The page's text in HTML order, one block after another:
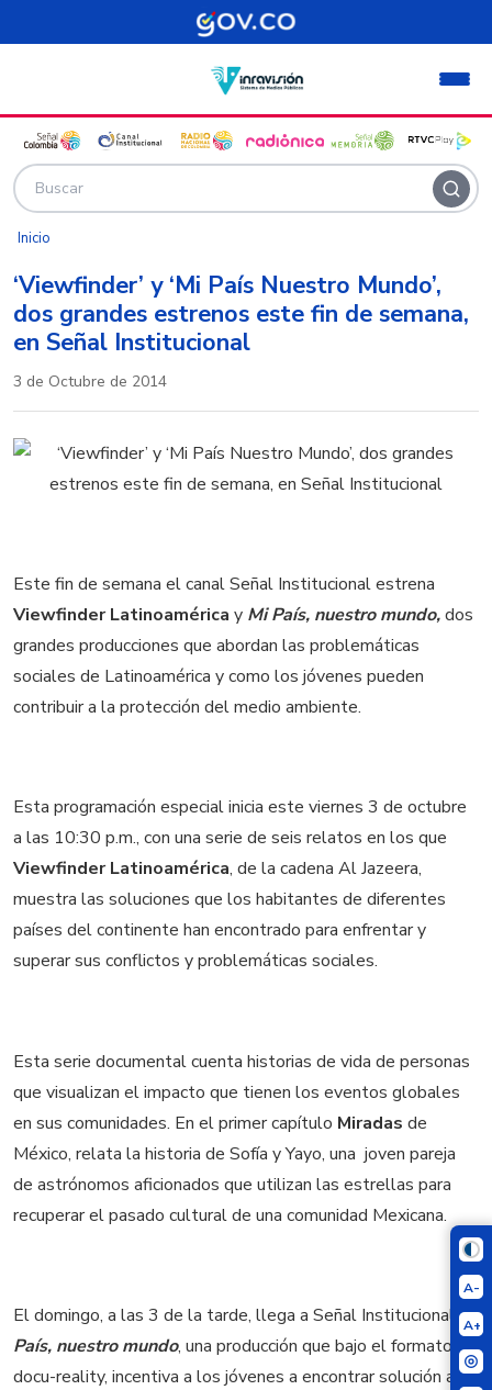
Pasar al contenido principal
A-
A+
Inicio
‘Viewfinder’ y ‘Mi País Nuestro Mundo’,
dos grandes estrenos este fin de semana,
en Señal Institucional
3 de Octubre de 2014
Este fin de semana el canal Señal Institucional estrena
Viewfinder Latinoamérica y Mi País, nuestro mundo,dos
grandes producciones que abordan las problemáticas
sociales de Latinoamérica y como los jóvenes pueden
contribuir a la protección del medio ambiente.
Esta programación especial inicia este viernes 3 de octubre
a las 10:30 p.m., con una serie de seis relatos en los que
Viewfinder Latinoamérica, de la cadena Al Jazeera,
muestra las soluciones que los habitantes de diferentes
países del continente han encontrado para enfrentar y
superar sus conflictos y problemáticas sociales.
Esta serie documental cuenta historias de vida de personas
que visualizan el impacto que tienen los eventos globales
en sus comunidades. En el primer capítulo Miradas de
México, relata la historia de Sofía y Yayo, una joven pareja
de astrónomos aficionados que utilizan las estrellas para
recuperar el pasado cultural de una comunidad Mexicana.
El domingo, a las 3 de la tarde, llega a Señal Institucional Mi
País, nuestro mundo, una producción que bajo el formato
docu-reality, incentiva a los jóvenes a encontrar solución a